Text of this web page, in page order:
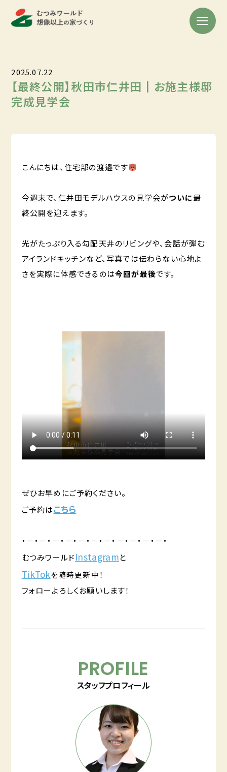
2025.07.22
【最終公開】秋田市仁井田┃お施主様邸
完成見学会
こんにちは、住宅部の渡邊です
今週末で、仁井田モデルハウスの見学会がついに最
終公開を迎えます。
光がたっぷり入る勾配天井のリビングや、会話が弾む
アイランドキッチンなど、写真では伝わらない心地よ
さを実際に体感できるのは今回が最後です。
ぜひお早めにご予約ください。
ご予約はこちら
・－・－・－・－・－・－・－・－・－・－・－・
むつみワールドInstagramと
TikTokを随時更新中！
フォローよろしくお願いします！
PROFILE
スタッフプロフィール